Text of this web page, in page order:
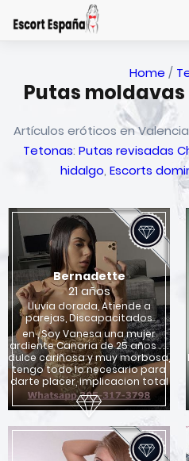
Home /
Putas
Artículos eróticos en
Tetonas: Putas revisadas
hidalgo, Escorts
Bernadette
21 años
Lluvia dorada, Atiende a
parejas, Discapacitados
en , Soy Vanesa una mujer
ardiente Canaria de 25 años . . .
dulce cariñosa y muy morbosa,
tengo todo lo necesario para
darte placer, implicacion total